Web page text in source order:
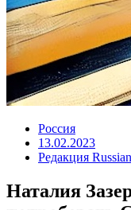
Россия
13.02.2023
Редакция
Наталия